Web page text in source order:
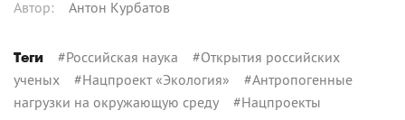
Автор: Антон Курбатов
Теги #Российская наука #Открытия российских
ученых #Нацпроект «Экология» #Антропогенные
нагрузки на окружающую среду #Нацпроекты